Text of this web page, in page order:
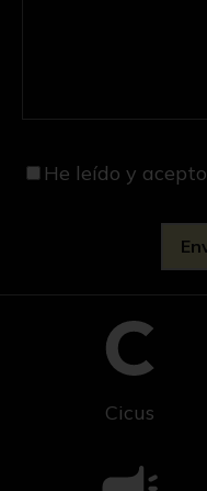
He leído y acepto
Cicus